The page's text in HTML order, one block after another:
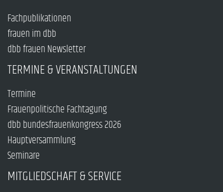
Fachpublikationen
frauen im dbb
dbb frauen Newsletter
TERMINE & VERANSTALTUNGEN
Termine
Frauenpolitische Fachtagung
dbb bundesfrauenkongress 2026
Hauptversammlung
Seminare
MITGLIEDSCHAFT & SERVICE